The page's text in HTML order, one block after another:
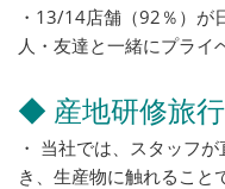
・13/14店舗（92％）が
人・友達と一緒にプライ
◆ 産地研修旅行
・ 当社では、スタッフ
き、生産物に触れること